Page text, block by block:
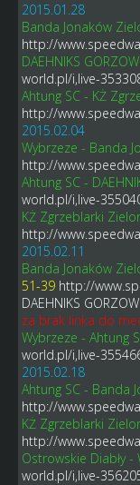
2015.01.28
Banda Jonaków
http://
DAEHNIKS
world.pl/i,live-
Ahtung SC - KŻ
http://
2015.02.04
Wybrzeze - Banda
http://
Ahtung SC -
world.pl/i,live-
KŻ Zgrzeblarki
http://
2015.02.11
Banda Jonaków
51-39 http://
DAEHNIKS
za brak linka do
Wybrzeze - Ahtung
world.pl/i,live-
2015.02.18
Ahtung SC - Banda
http://
KŻ Zgrzeblarki
http://
Ostrowskie Diabły -
world.pl/i,live-